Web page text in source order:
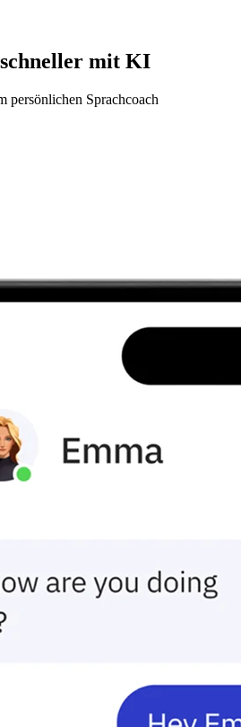
mit KI
persönlichen Sprachcoach